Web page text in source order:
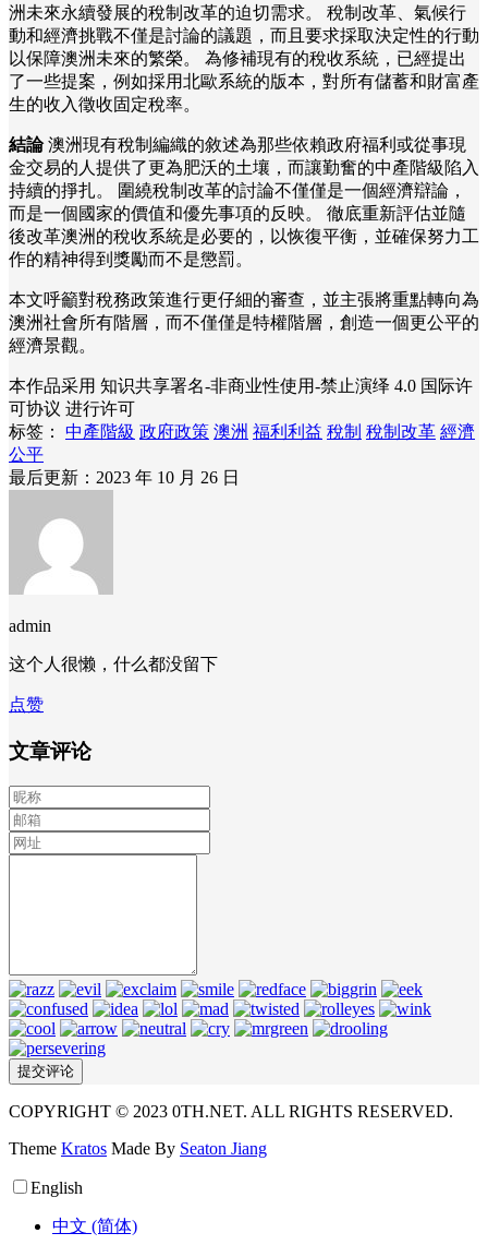
洲未來永續發展的稅制改革的迫切需求。 稅制改革、氣候行
動和經濟挑戰不僅是討論的議題，而且要求採取決定性的行動
以保障澳洲未來的繁榮。 為修補現有的稅收系統，已經提出
了一些提案，例如採用北歐系統的版本，對所有儲蓄和財富產
生的收入徵收固定稅率。
結論澳洲現有稅制編織的敘述為那些依賴政府福利或從事現
金交易的人提供了更為肥沃的土壤，而讓勤奮的中產階級陷入
持續的掙扎。 圍繞稅制改革的討論不僅僅是一個經濟辯論，
而是一個國家的價值和優先事項的反映。 徹底重新評估並隨
後改革澳洲的稅收系統是必要的，以恢復平衡，並確保努力工
作的精神得到獎勵而不是懲罰。
本文呼籲對稅務政策進行更仔細的審查，並主張將重點轉向為
澳洲社會所有階層，而不僅僅是特權階層，創造一個更公平的
經濟景觀。
本作品采用 知识共享署名-非商业性使用-禁止演绎 4.0 国际许
可协议 进行许可
标签：
中產階級 政府政策 澳洲 福利利益 稅制 稅制改革 經濟
公平
最后更新：2023 年 10 月 26 日
admin
这个人很懒，什么都没留下
点赞
文章评论
COPYRIGHT © 2023 0TH.NET. ALL RIGHTS RESERVED.
Theme Kratos Made By Seaton Jiang
English
中文 (简体)